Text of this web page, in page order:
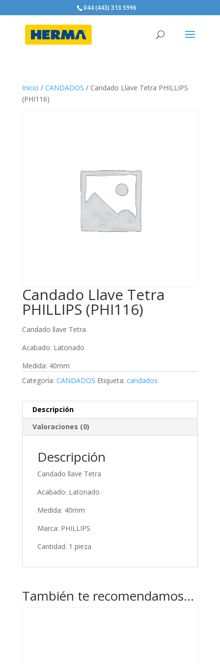
044 (443) 313 5996
Inicio / CANDADOS / Candado Llave Tetra PHILLIPS
(PHI116)
Candado Llave Tetra
PHILLIPS (PHI116)
Candado llave Tetra
Acabado: Latonado
Medida: 40mm
Categoría: CANDADOS Etiqueta: candados
Descripción
Valoraciones (0)
Descripción
Candado llave Tetra
Acabado: Latonado
Medida: 40mm
Marca: PHILLIPS
Cantidad: 1 pieza
También te recomendamos…